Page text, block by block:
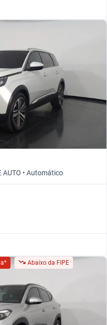
AUTO • Automático
Abaixo da FIPE